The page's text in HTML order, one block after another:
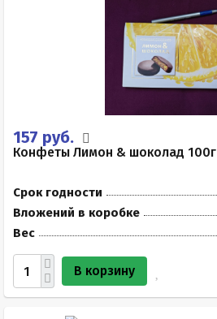
157 руб.
Конфеты Лимон & шоколад 100г
Срок годности
Вложений в коробке
Вес
В корзину